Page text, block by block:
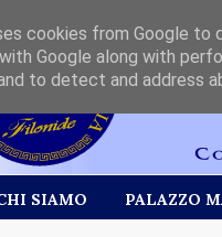
SIAMO PALAZZO
cookies from Google to
Google along with
to detect and address